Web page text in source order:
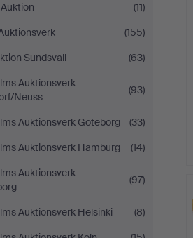
(11)
(155)
Sundsvall
(63)
Auktionsverk
Neuss
(93)
Auktionsverk Göteborg
(33)
Auktionsverk Hamburg
(14)
Auktionsverk
(97)
Auktionsverk Helsinki
(8)